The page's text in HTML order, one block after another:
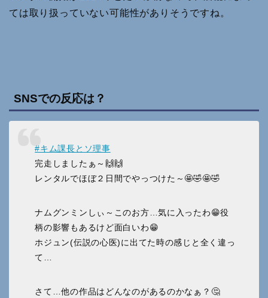
ては取り扱っていない可能性がありそうですね。
SNSでの反応は？
#キム課長とソ理事
完走しましたぁ～🙌🙌
レンタルでほぼ２日間でやっつけた～🤩🤣🤩🤣
ナムグンミンしぃ～このお方…気に入ったわ😁役
柄の影響もあるけど面白いわ😁
ホジュン(伝説の心医)に出てた時の感じと全く違っ
て…
さて…他の作品はどんなのがあるのかなぁ？🤔